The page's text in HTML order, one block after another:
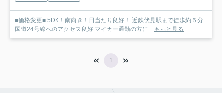
■価格変更■ 5DK！南向き！日当たり良好！ 近鉄伏見駅まで徒歩約５分
国道24号線へのアクセス良好 マイカー通勤の方に... もっと見る
1